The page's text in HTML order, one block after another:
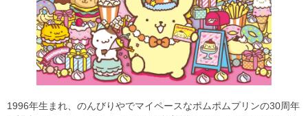
1996年生まれ、のんびりやでマイペースなポムポムプリンの30周年